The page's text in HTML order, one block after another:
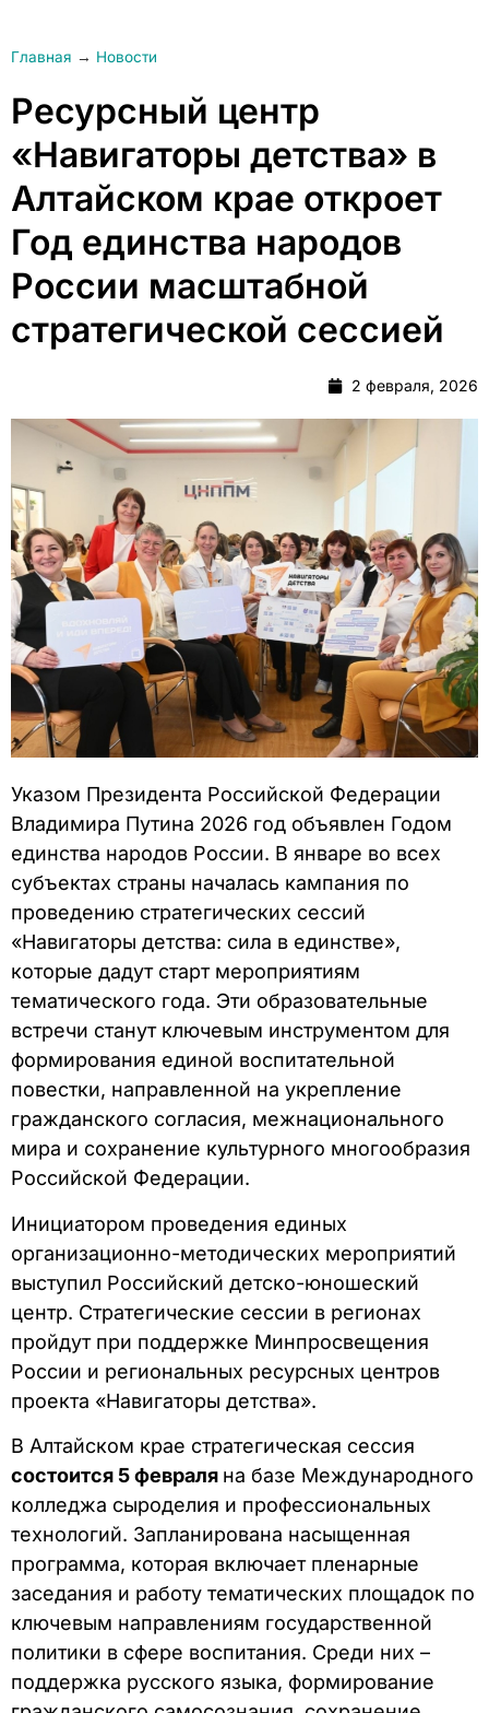
Главная → Новости
Ресурсный центр
«Навигаторы детства» в
Алтайском крае откроет
Год единства народов
России масштабной
стратегической сессией
2 февраля, 2026
Указом Президента Российской Федерации
Владимира Путина 2026 год объявлен Годом
единства народов России. В январе во всех
субъектах страны началась кампания по
проведению стратегических сессий
«Навигаторы детства: сила в единстве»,
которые дадут старт мероприятиям
тематического года. Эти образовательные
встречи станут ключевым инструментом для
формирования единой воспитательной
повестки, направленной на укрепление
гражданского согласия, межнационального
мира и сохранение культурного многообразия
Российской Федерации.
Инициатором проведения единых
организационно-методических мероприятий
выступил Российский детско-юношеский
центр. Стратегические сессии в регионах
пройдут при поддержке Минпросвещения
России и региональных ресурсных центров
проекта «Навигаторы детства».
В Алтайском крае стратегическая сессия
состоится 5 февраля на базе Международного
колледжа сыроделия и профессиональных
технологий. Запланирована насыщенная
программа, которая включает пленарные
заседания и работу тематических площадок по
ключевым направлениям государственной
политики в сфере воспитания. Среди них –
поддержка русского языка, формирование